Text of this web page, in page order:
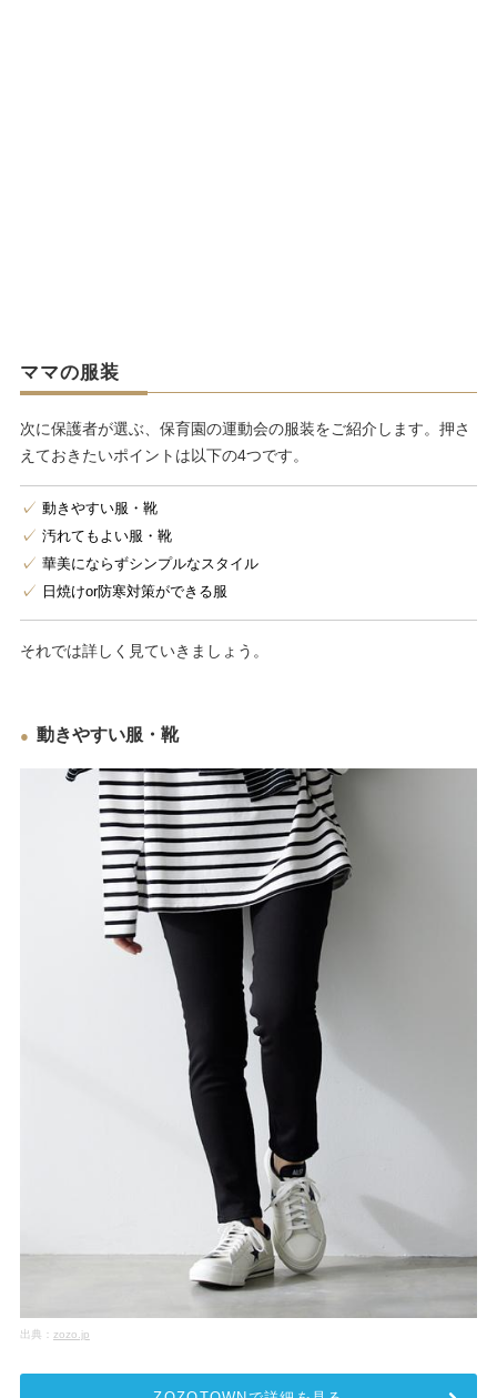
ママの服装
次に保護者が選ぶ、保育園の運動会の服装をご紹介します。押さ
えておきたいポイントは以下の4つです。
動きやすい服・靴
汚れてもよい服・靴
華美にならずシンプルなスタイル
日焼けor防寒対策ができる服
それでは詳しく見ていきましょう。
動きやすい服・靴
出典： zozo.jp